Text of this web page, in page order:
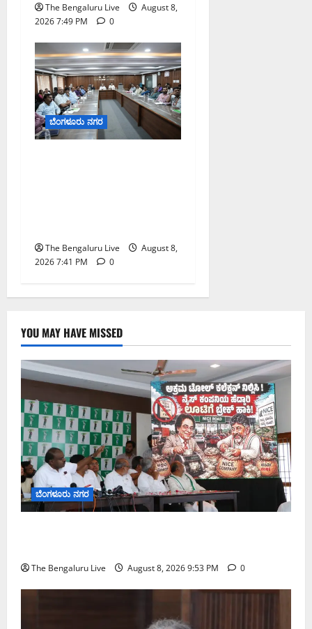
The Bengaluru Live
August 8,
2026 7:49 PM
0
ಬೆಂಗಳೂರು ನಗರ
The Bengaluru Live
August 8,
2026 7:41 PM
0
YOU MAY HAVE MISSED
ಬೆಂಗಳೂರು ನಗರ
The Bengaluru Live August 8, 2026 9:53 PM 0